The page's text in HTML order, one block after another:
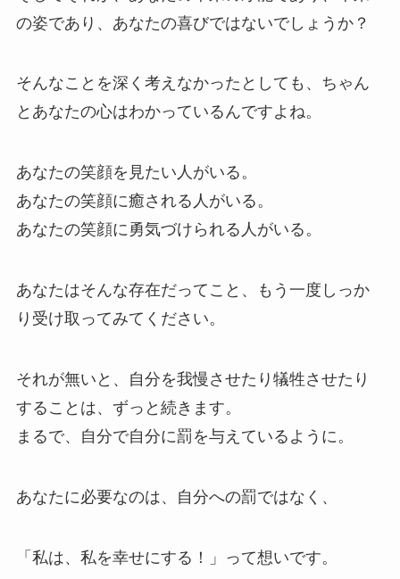
の姿であり、あなたの喜びではないでしょうか？
そんなことを深く考えなかったとしても、ちゃん
とあなたの心はわかっているんですよね。
あなたの笑顔を見たい人がいる。
あなたの笑顔に癒される人がいる。
あなたの笑顔に勇気づけられる人がいる。
あなたはそんな存在だってこと、もう一度しっか
り受け取ってみてください。
それが無いと、自分を我慢させたり犠牲させたり
することは、ずっと続きます。
まるで、自分で自分に罰を与えているように。
あなたに必要なのは、自分への罰ではなく、
「私は、私を幸せにする！」って想いです。